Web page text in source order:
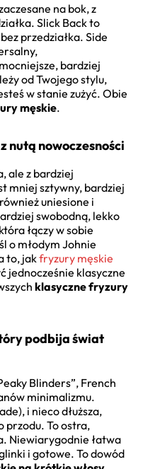
na bok, z
Slick Back to
przedziałka. Side
bardziej
od Twojego stylu,
w stanie zużyć. Obie
męskie.
nutą nowoczesności
ale z bardziej
mniej sztywny, bardziej
uniesione i
swobodną, lekko
łączy w sobie
o młodym Johnie
to, jakfryzury męskie
jednocześnie klasyczne
klasyczne fryzury
podbija świat
Blinders”, French
minimalizmu.
i nieco dłuższa,
przodu. To ostra,
Niewiarygodnie łatwa
i gotowe. To dowód